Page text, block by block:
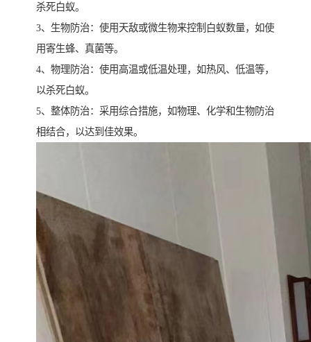
杀死白蚁。
3、生物防治：使用天敌或微生物来控制白蚁数量，如使
用寄生蜂、真菌等。
4、物理防治：使用高温或低温处理，如热风、低温等，
以杀死白蚁。
5、整体防治：采用综合措施，如物理、化学和生物防治
相结合，以达到佳效果。